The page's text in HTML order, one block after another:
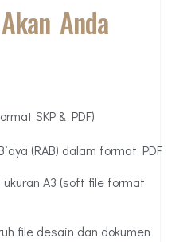
Anda
SKP & PDF)
(RAB) dalam format PDF
A3 (soft file format
file desain dan dokumen